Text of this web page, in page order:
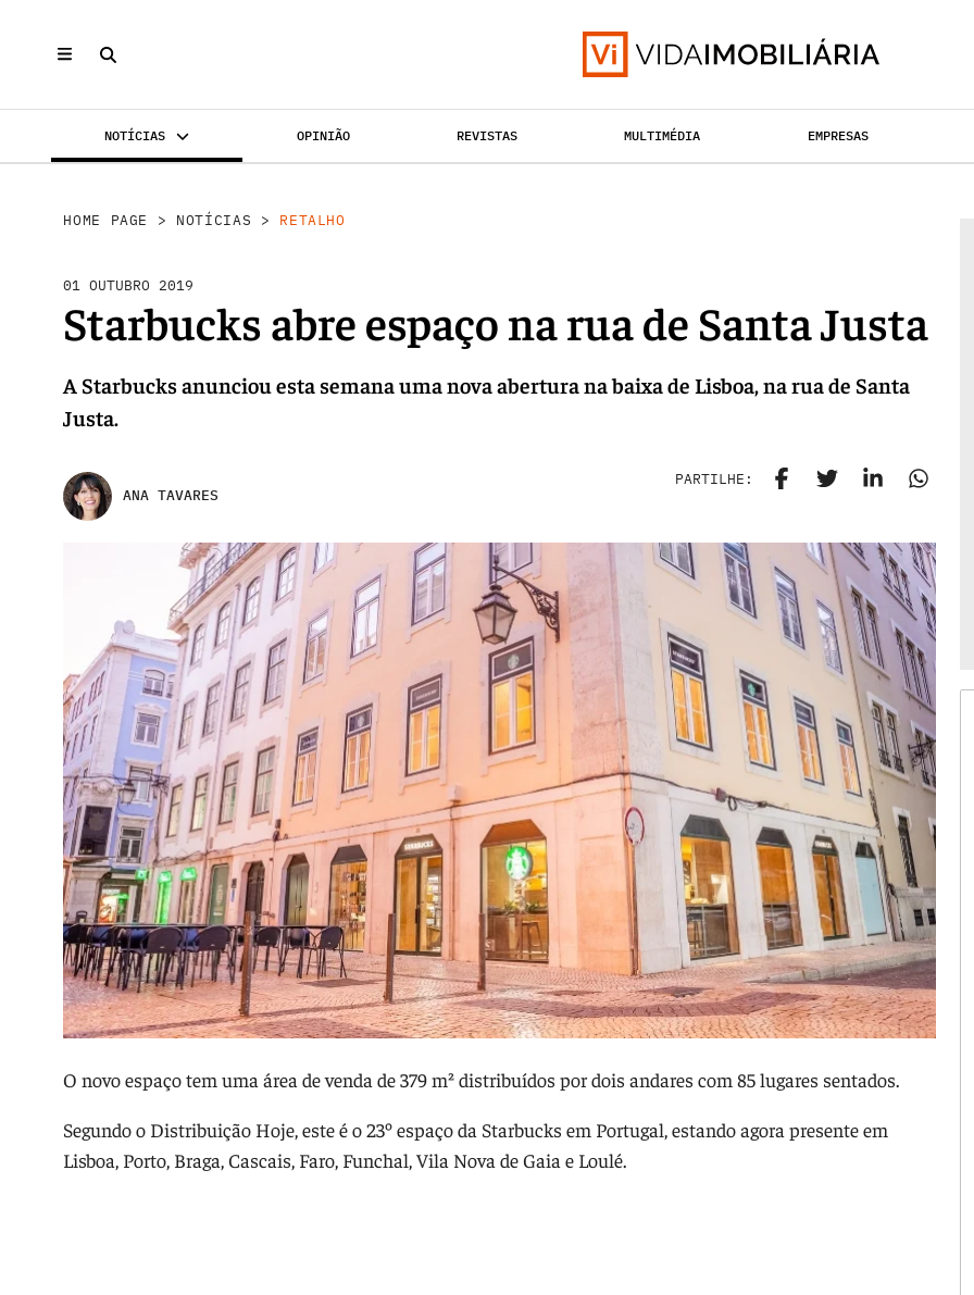
NOTÍCIAS OPINIÃO REVISTAS MULTIMÉDIA EMPRESAS
HOME PAGE > NOTÍCIAS > RETALHO
01 OUTUBRO 2019
Starbucks abre espaço na rua de Santa Justa
A Starbucks anunciou esta semana uma nova abertura na baixa de Lisboa, na rua de Santa
Justa.
ANA TAVARES
PARTILHE:
O novo espaço tem uma área de venda de 379 m² distribuídos por dois andares com 85 lugares sentados.
Segundo o Distribuição Hoje, este é o 23º espaço da Starbucks em Portugal, estando agora presente em
Lisboa, Porto, Braga, Cascais, Faro, Funchal, Vila Nova de Gaia e Loulé.